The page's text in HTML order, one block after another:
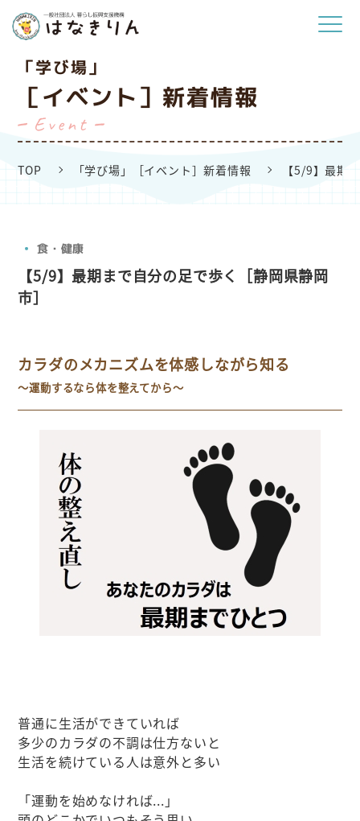
「学び場」
［イベント］新着情報
Event
TOP 「学び場」［イベント］新着情報 【5/9】最期
食・健康
【5/9】最期まで自分の足で歩く［静岡県静岡
市］
カラダのメカニズムを体感しながら知る
～運動するなら体を整えてから～
普通に生活ができていれば
多少のカラダの不調は仕方ないと
生活を続けている人は意外と多い
「運動を始めなければ...」